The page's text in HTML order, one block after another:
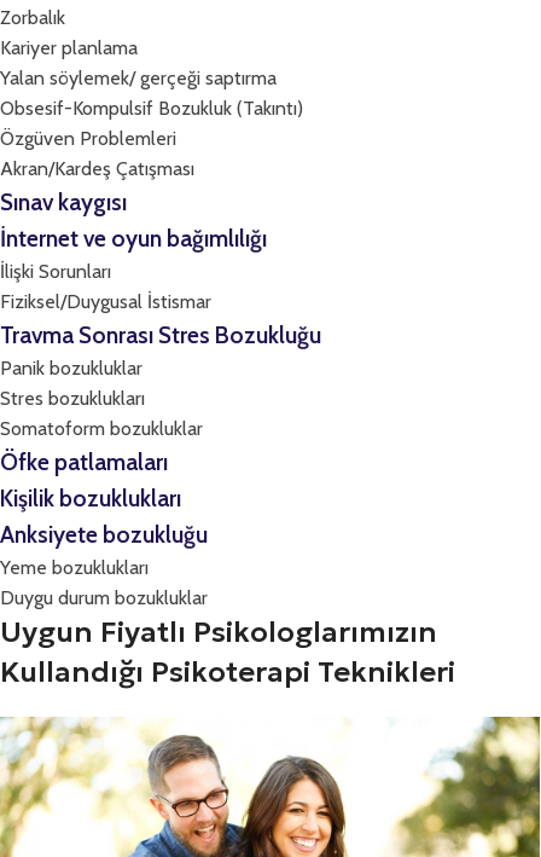
Zorbalık
Kariyer planlama
Yalan söylemek/ gerçeği saptırma
Obsesif-Kompulsif Bozukluk (Takıntı)
Özgüven Problemleri
Akran/Kardeş Çatışması
Sınav kaygısı
İnternet ve oyun bağımlılığı
İlişki Sorunları
Fiziksel/Duygusal İstismar
Travma Sonrası Stres Bozukluğu
Panik bozukluklar
Stres bozuklukları
Somatoform bozukluklar
Öfke patlamaları
Kişilik bozuklukları
Anksiyete bozukluğu
Yeme bozuklukları
Duygu durum bozukluklar
Uygun Fiyatlı Psikologlarımızın
Kullandığı Psikoterapi Teknikleri